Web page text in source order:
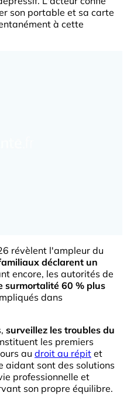
son portable et sa carte
à cette
révèlent l'ampleur du
déclarent un
encore, les autorités de
surmortalité 60 % plus
dans
surveillez les troubles du
les premiers
au droit au répit et
aidant sont des solutions
professionnelle et
son propre équilibre.